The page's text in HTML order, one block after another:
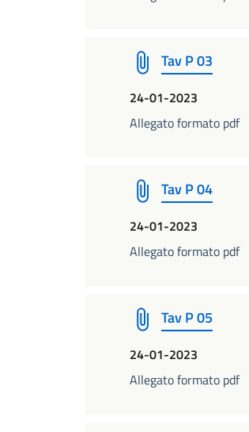
Tav P 03
24-01-2023
Allegato formato pdf
Tav P 04
24-01-2023
Allegato formato pdf
Tav P 05
24-01-2023
Allegato formato pdf